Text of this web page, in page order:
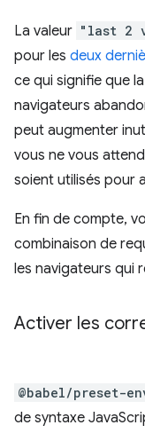
La valeur "last 2
pour les deux
ce qui signifie que
navigateurs
peut augmenter
vous ne vous
soient utilisés pour
En fin de compte,
combinaison de
les navigateurs qui
Activer les
@babel/preset-
de syntaxe